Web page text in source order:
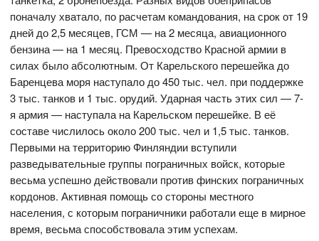
поначалу хватало, по расчетам командования, на срок от 19
дней до 2,5 месяцев, ГСМ — на 2 месяца, авиационного
бензина — на 1 месяц. Превосходство Красной армии в
силах было абсолютным. От Карельского перешейка до
Баренцева моря наступало до 450 тыс. чел. при поддержке
3 тыс. танков и 1 тыс. орудий. Ударная часть этих сил — 7-
я армия — наступала на Карельском перешейке. В её
составе числилось около 200 тыс. чел и 1,5 тыс. танков.
Первыми на территорию Финляндии вступили
разведывательные группы пограничных войск, которые
весьма успешно действовали против финских пограничных
кордонов. Активная помощь со стороны местного
населения, с которым пограничники работали еще в мирное
время, весьма способствовала этим успехам.